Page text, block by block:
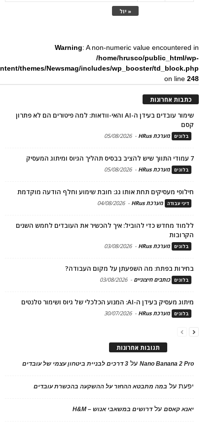
« יול
Warning: A non-numeric value encountered in
/home/hrusco/public_html/wp-
themes/Newsmag/includes/wp_booster/td_block.php
on line248
כתבות אחרונות
שימור עובדים בעידן ה-AI והאי-וודאות: למה פיטורים הם לא פתרון
קסם
בלוגים מערכת HRus -
05/08/2026
7 עמודי התווך שיש להציב בבסיס תהליך הגיוס ומיתוג המעסיק
בלוגים מערכת HRus -
05/08/2026
חילופי מעסיקים תחת אותו גג: חובת שימוע וחלף הודעה מוקדמת
דיני עבודה מערכת HRus -
04/08/2026
ללמוד מחדש כדי להוביל: איך להכשיר את העובדים לחמש השנים
הקרובות
בלוגים מערכת HRus -
03/08/2026
בחירות בפתח: מה השפעתן על מקום העבודה?
בלוגים כותבים חיצוניים -
03/08/2026
מיתוג מעסיק בעידן ה-AI: המנוע הכלכלי של גיוס ושימור טלנטים
בלוגים מערכת HRus -
30/07/2026
תגובות אחרונות
Nano Banana 2 Proעל 3 דרכים לבניית ביטחון עצמי של עובדים
יפעתעל במה מתבטא ההחזר על ההשקעה בהכשרת עובדים
יאנא קאסםעלדרושים במשאבי אנוש – H&M